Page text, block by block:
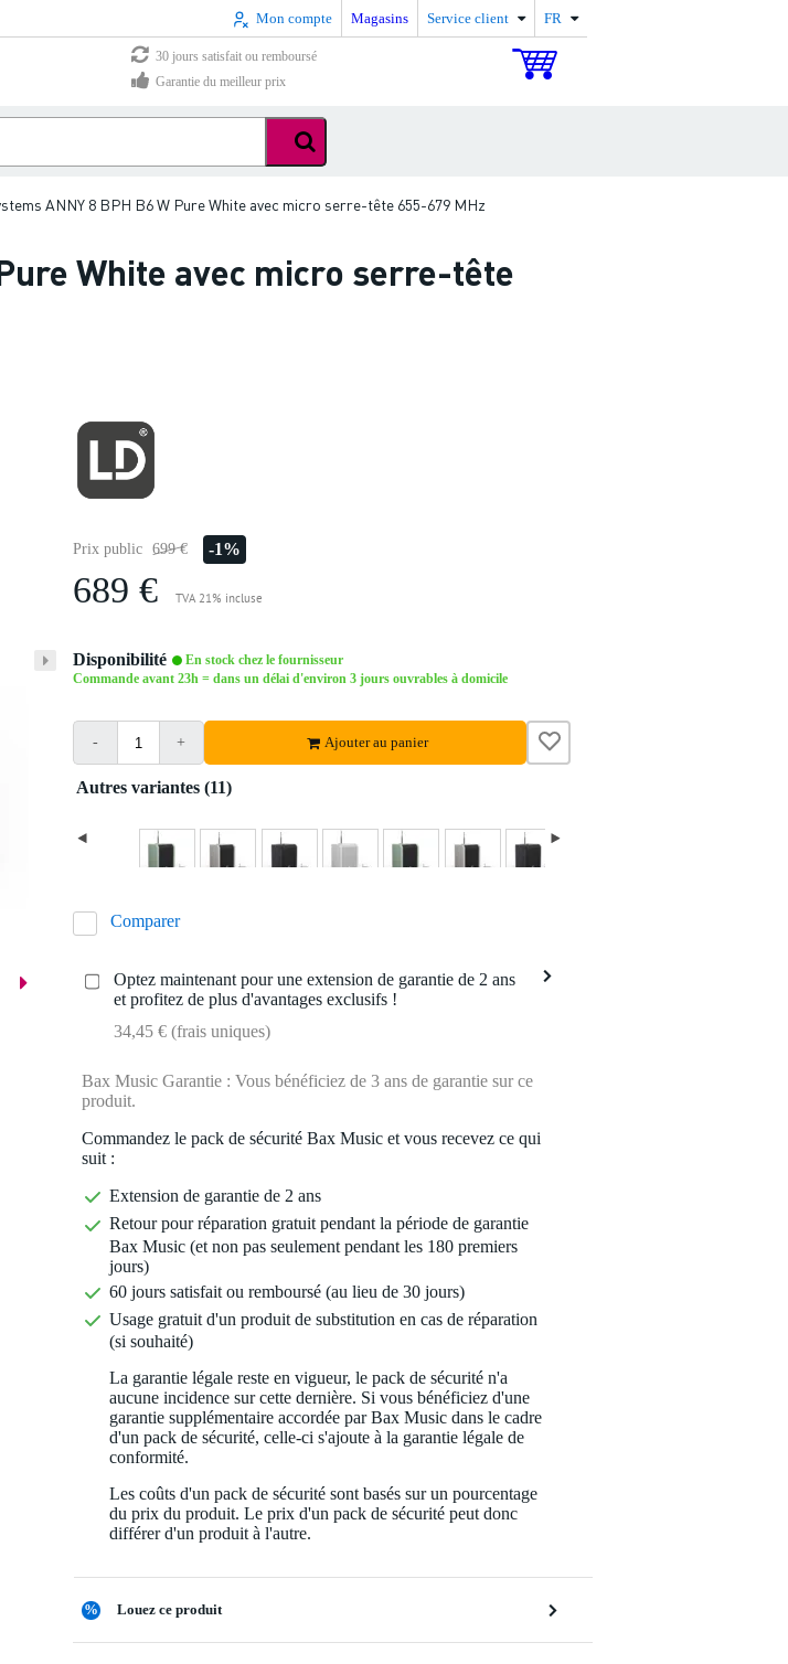
Mon compte Magasins Service client FR
30 jours satisfait ou remboursé
Garantie du meilleur prix
ANNY 8 BPH B6 W Pure White avec micro serre-tête 655-679 MHz
White avec micro serre-tête
Prix public 699 € -1%
689 € TVA 21% incluse
Disponibilité
En stock chez le fournisseur
Commande avant 23h = dans un délai d'environ 3 jours ouvrables à domicile
- + Ajouter au panier
Autres variantes (11)
Comparer
Optez maintenant pour une extension de garantie de 2 ans
et profitez de plus d'avantages exclusifs !
34,45 € (frais uniques)
Bax Music Garantie : Vous bénéficiez de 3 ans de garantie sur ce
produit.
Commandez le pack de sécurité Bax Music et vous recevez ce qui
suit :
Extension de garantie de 2 ans
Retour pour réparation gratuit pendant la période de garantie
Bax Music (et non pas seulement pendant les 180 premiers
jours)
60 jours satisfait ou remboursé (au lieu de 30 jours)
Usage gratuit d'un produit de substitution en cas de réparation
(si souhaité)
La garantie légale reste en vigueur, le pack de sécurité n'a
aucune incidence sur cette dernière. Si vous bénéficiez d'une
garantie supplémentaire accordée par Bax Music dans le cadre
d'un pack de sécurité, celle-ci s'ajoute à la garantie légale de
conformité.
Les coûts d'un pack de sécurité sont basés sur un pourcentage
du prix du produit. Le prix d'un pack de sécurité peut donc
différer d'un produit à l'autre.
% Louez ce produit